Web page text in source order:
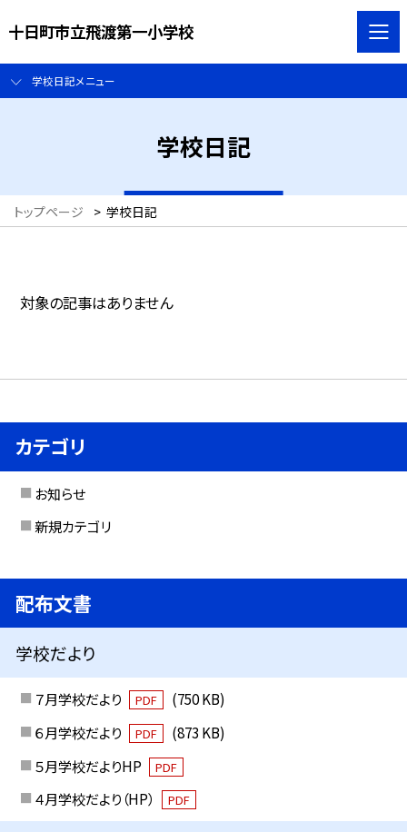
十日町市立飛渡第一小学校
学校日記メニュー
学校日記
トップページ > 学校日記
対象の記事はありません
カテゴリ
お知らせ
新規カテゴリ
配布文書
学校だより
７月学校だより PDF
(750 KB)
６月学校だより
PDF
(873 KB)
５月学校だよりHP
PDF
４月学校だより（HP） PDF